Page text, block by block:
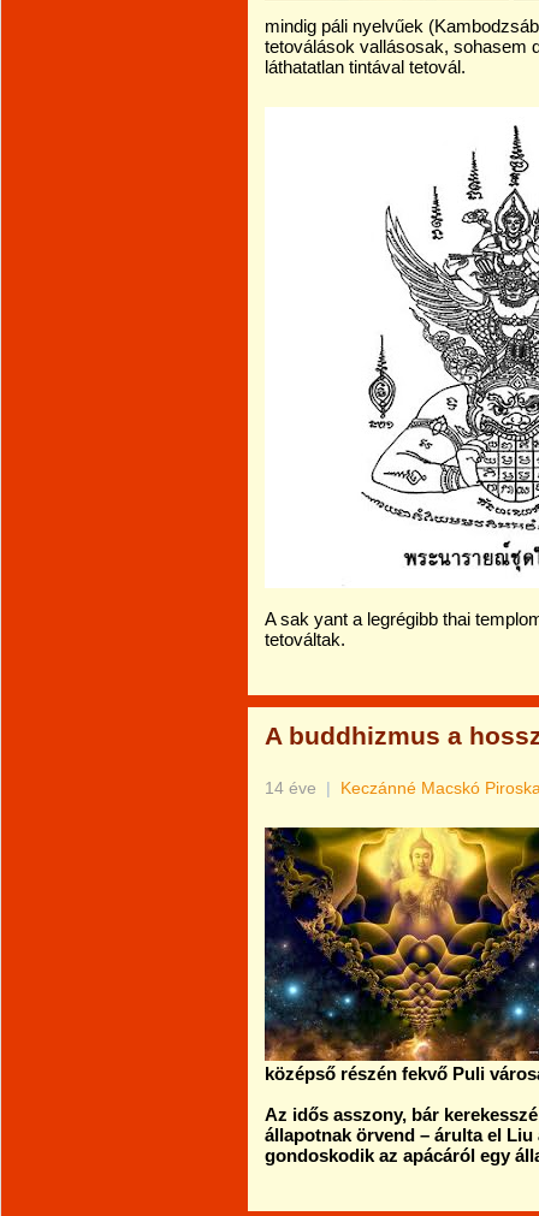
mindig páli nyelvűek
tetoválások vallásosak, sohasem
láthatatlan tintával tetovál.
A sak yant a legrégibb thai
tetováltak.
A buddhizmus a
14 éve | Keczánné Macskó
középső részén fekvő Puli
Az idős asszony, bár
állapotnak örvend – árulta el
gondoskodik az apácáról egy